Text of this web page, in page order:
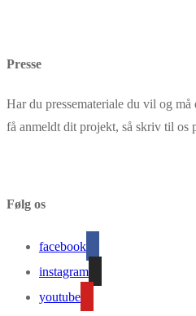
Presse
Har du pressemateriale du vil og
få anmeldt dit projekt, så skriv til os
Følg os
facebook
instagram
youtube